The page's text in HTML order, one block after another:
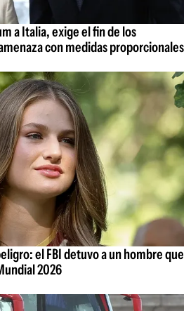
a Italia, exige el fin de los
con medidas proporcionales
el FBI detuvo a un hombre que
2026